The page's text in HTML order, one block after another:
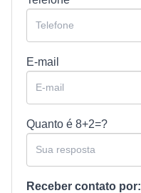
E-mail
Quanto é 8+2=?
Receber contato por: